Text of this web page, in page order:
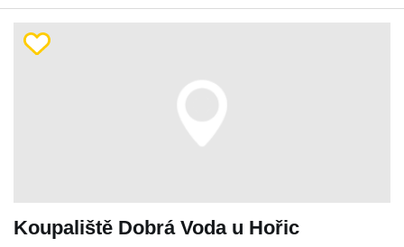
Koupaliště Dobrá Voda u Hořic